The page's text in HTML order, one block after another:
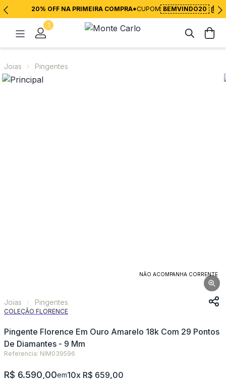
20% OFF NA PRIMEIRA COMPRA*CUPOM BEMVINDO20
1
Joias Pingentes
NÃO ACOMPANHA CORRENTE
Joias Pingentes
COLEÇÃO FLORENCE
Pingente Florence Em Ouro Amarelo 18k Com 29 Pontos
De Diamantes - 9 Mm
Referencia: NIM039596
R$ 6.590,00em10x R$ 659,00